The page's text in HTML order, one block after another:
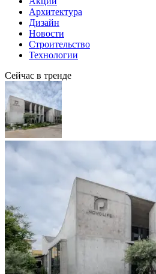
Архитектура
Дизайн
Новости
Строительство
Технологии
Сейчас в тренде